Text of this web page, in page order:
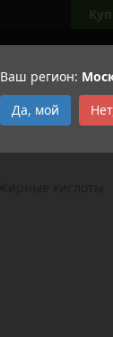
Ваш регион:
Да, мой
АКЦИИ